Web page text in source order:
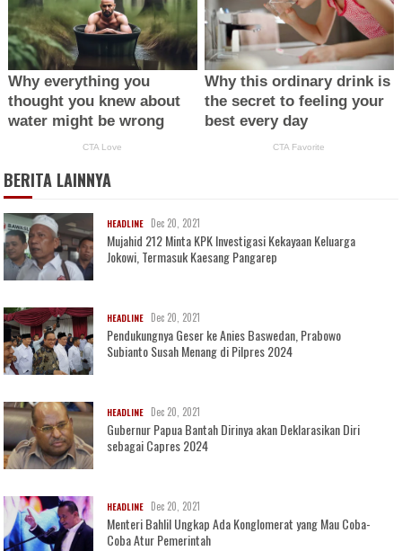
BERITA LAINNYA
HEADLINE Dec 20, 2021
Mujahid 212 Minta KPK Investigasi Kekayaan Keluarga
Jokowi, Termasuk Kaesang Pangarep
HEADLINE Dec 20, 2021
Pendukungnya Geser ke Anies Baswedan, Prabowo
Subianto Susah Menang di Pilpres 2024
HEADLINE Dec 20, 2021
Gubernur Papua Bantah Dirinya akan Deklarasikan Diri
sebagai Capres 2024
HEADLINE Dec 20, 2021
Menteri Bahlil Ungkap Ada Konglomerat yang Mau Coba-
Coba Atur Pemerintah